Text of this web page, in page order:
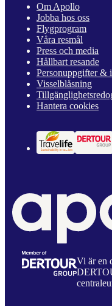
Om Apollo
Jobba hos oss
Flygprogram
Våra resmål
Press och media
Hållbart resande
Personuppgifter &
Visselblåsning
Hantera cookies
Vi är en